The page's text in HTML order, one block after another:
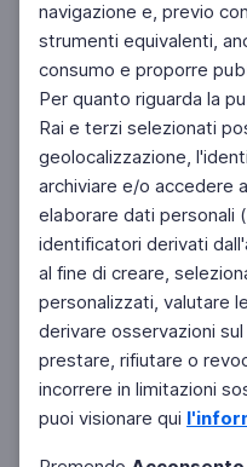
navigazione e, previo
strumenti equivalenti,
consumo e proporre
Per quanto riguarda la
Rai e terzi selezionati
geolocalizzazione,
archiviare e/o accedere
elaborare dati personali
identificatori derivati
al fine di creare,
personalizzati, valutare
derivare osservazioni
prestare, rifiutare o
incorrere in limitazioni
puoi visionare qui